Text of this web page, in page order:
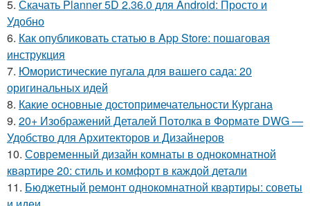
5. Скачать Planner 5D 2.36.0 для Android: Просто и
Удобно
6. Как опубликовать статью в App Store: пошаговая
инструкция
7. Юмористические пугала для вашего сада: 20
оригинальных идей
8. Какие основные достопримечательности Кургана
9. 20+ Изображений Деталей Потолка в Формате DWG —
Удобство для Архитекторов и Дизайнеров
10. Современный дизайн комнаты в однокомнатной
квартире 20: стиль и комфорт в каждой детали
11. Бюджетный ремонт однокомнатной квартиры: советы